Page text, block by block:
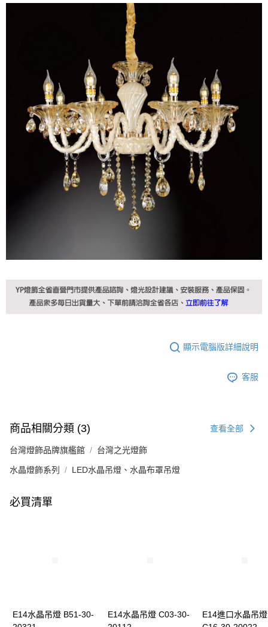
顯示電腦版詳細說明
客服
商品相關分類 (3) 查看全部
台灣燈飾品牌旗艦館 台灣之光燈飾
水晶燈飾系列 LED水晶吊燈、水晶布罩吊燈
必買清單
E14水晶吊燈 B51-30-
E14水晶吊燈 C03-30-
E14進口水晶吊燈